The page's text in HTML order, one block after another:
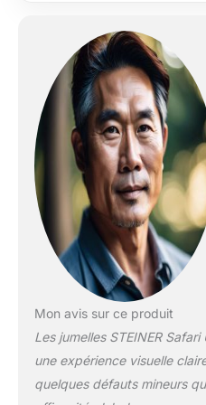
:
Mon avis sur ce produit
Les jumelles STEINER
une expérience visuelle
quelques défauts mineurs